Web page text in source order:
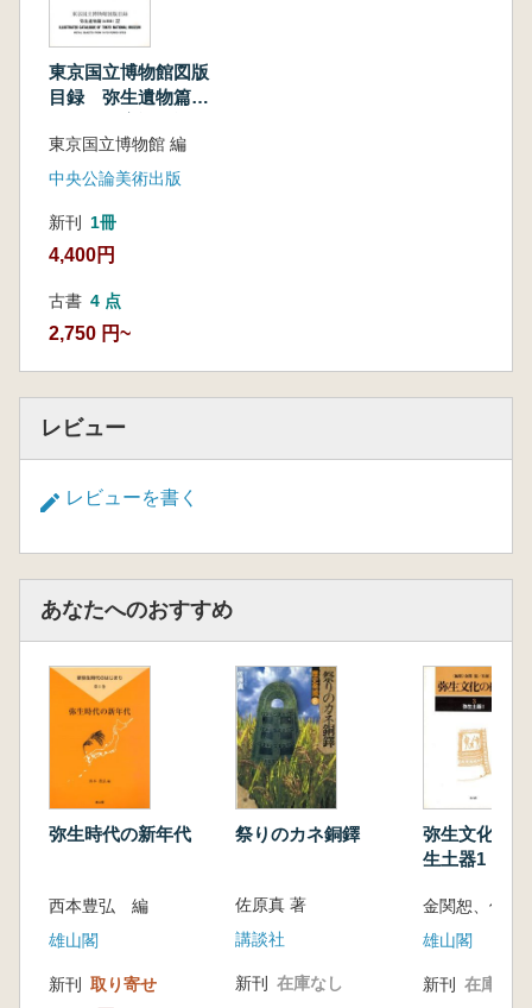
東京国立博物館図版
目録 弥生遺物篇
東京国立博物館 編
中央公論美術出版
新刊 1冊
4,400円
古書 4 点
2,750 円~
レビュー
レビューを書く
あなたへのおすすめ
弥生時代の新年代
西本豊弘 編
雄山閣
新刊 取り寄せ
祭りのカネ銅鐸
佐原真 著
講談社
新刊 在庫なし
弥生文化の
生土器1
金関恕、佐
雄山閣
新刊 在庫なし